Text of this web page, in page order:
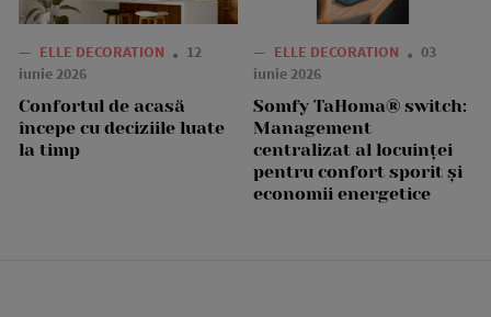
— ELLE DECORATION
12
iunie 2026
Confortul de acasă
începe cu deciziile luate
la timp
— ELLE DECORATION
03
iunie 2026
Somfy TaHoma® switch:
Management
centralizat al locuinței
pentru confort sporit și
economii energetice